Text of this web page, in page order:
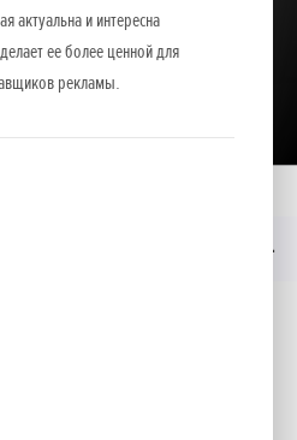
актуальна и интересна
ее более ценной для
рекламы.